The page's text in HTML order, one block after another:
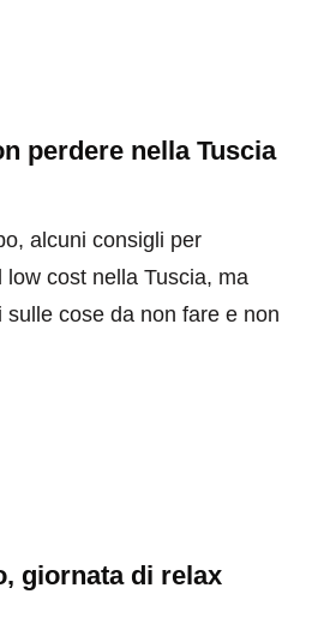
perdere nella Tuscia
alcuni consigli per
cost nella Tuscia, ma
cose da non fare e non
giornata di relax